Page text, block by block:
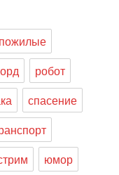
пожилые
робот
спасение
юмор